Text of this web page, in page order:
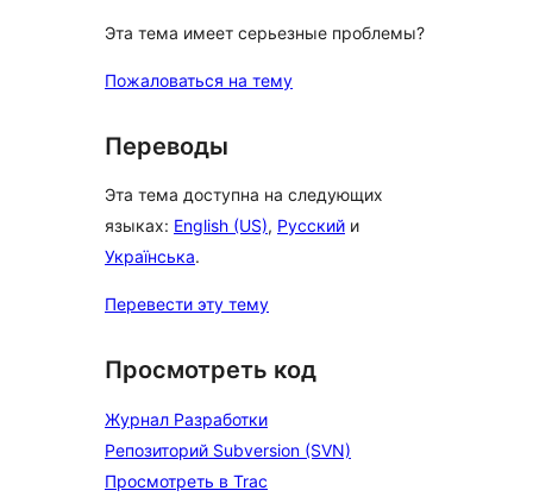
Эта тема имеет серьезные проблемы?
Пожаловаться на тему
Переводы
Эта тема доступна на следующих
языках: English (US), Русский и
Українська.
Перевести эту тему
Просмотреть код
Журнал Разработки
Репозиторий Subversion (SVN)
Просмотреть в Trac